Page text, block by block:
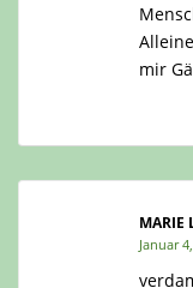
mir
MARIE
Januar